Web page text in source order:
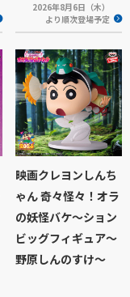
2026年8月6日（木）
より順次登場予定
映画クレヨンしんち
ゃん 奇々怪々！オラ
の妖怪バケ～ション
ビッグフィギュア～
野原しんのすけ～